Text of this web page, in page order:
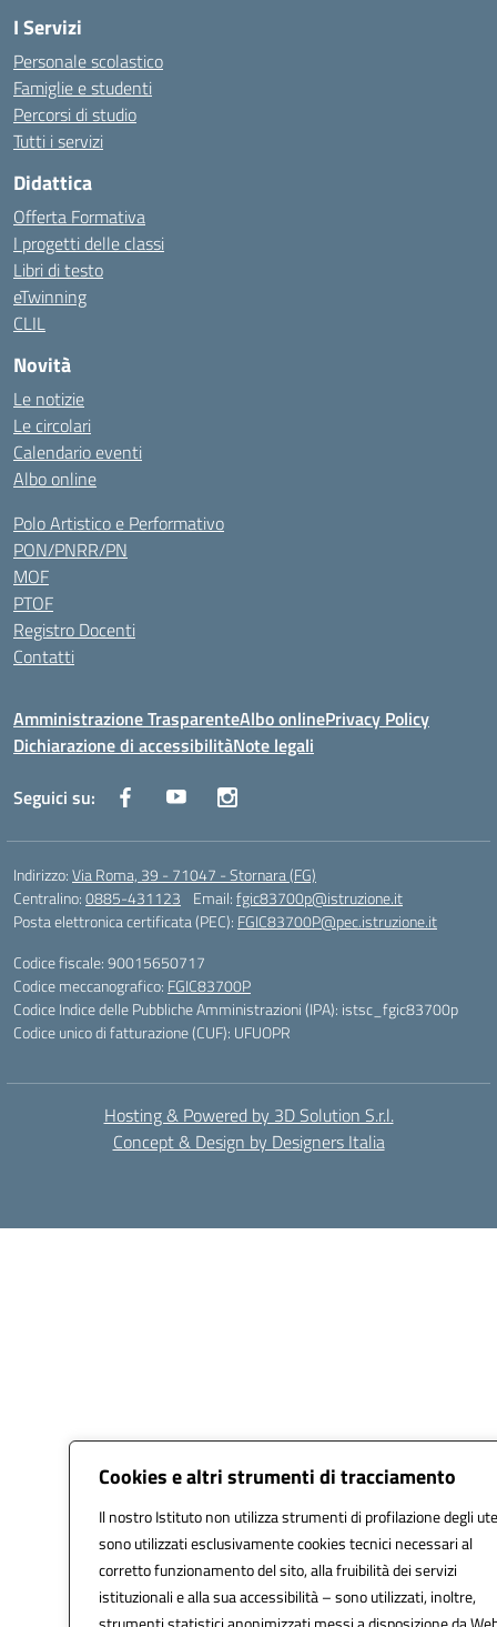
Cookies e altri strumenti di tracciamento
Il nostro Istituto non utilizza strumenti di profilazione degli
sono utilizzati esclusivamente cookies tecnici necessari al
corretto funzionamento del sito, alla fruibilità dei servizi
istituzionali e alla sua accessibilità – sono utilizzati, inoltre,
I Servizi
Personale scolastico
Famiglie e studenti
Percorsi di studio
Tutti i servizi
Didattica
Offerta Formativa
I progetti delle classi
Libri di testo
eTwinning
CLIL
Novità
Le notizie
Le circolari
Calendario eventi
Albo online
Polo Artistico e Performativo
PON/PNRR/PN
MOF
PTOF
Registro Docenti
Contatti
Amministrazione TrasparenteAlbo onlinePrivacy Policy
Dichiarazione di accessibilitàNote legali
Seguici su:
Indirizzo:Via Roma, 39 - 71047 - Stornara (FG)
Centralino:0885-431123 Email:fgic83700p@istruzione.it
Posta elettronica certificata (PEC): FGIC83700P@pec.istruzione.it
Codice fiscale: 90015650717
Codice meccanografico: FGIC83700P
Codice Indice delle Pubbliche Amministrazioni (IPA): istsc_fgic83700p
Codice unico di fatturazione (CUF): UFUOPR
Hosting & Powered by 3D Solution S.r.l.
Concept & Design by Designers Italia